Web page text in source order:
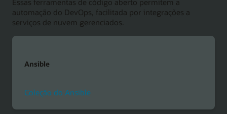
Essas ferramentas de código aberto permitem a
automação do DevOps, facilitada por integrações a
serviços de nuvem gerenciados.
Ansible
Coleção do Ansible